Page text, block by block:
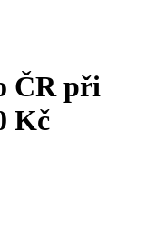
ČR při
Kč